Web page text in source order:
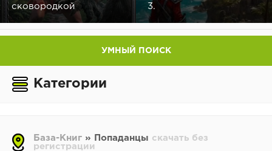
сковородкой
3.
УМНЫЙ ПОИСК
Категории
База-Книг » Попаданцы скачать без
регистрации